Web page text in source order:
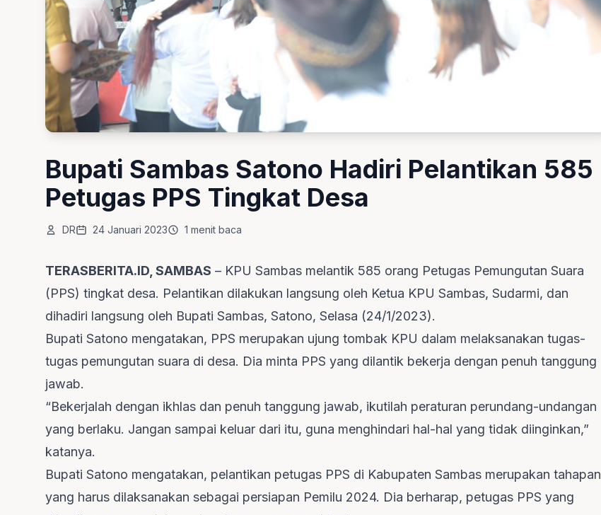
Bupati Sambas Satono Hadiri Pelantikan 585
Petugas PPS Tingkat Desa
DR 24 Januari 2023 1 menit baca
TERASBERITA.ID, SAMBAS – KPU Sambas melantik 585 orang Petugas Pemungutan Suara
(PPS) tingkat desa. Pelantikan dilakukan langsung oleh Ketua KPU Sambas, Sudarmi, dan
dihadiri langsung oleh Bupati Sambas, Satono, Selasa (24/1/2023).
Bupati Satono mengatakan, PPS merupakan ujung tombak KPU dalam melaksanakan tugas-
tugas pemungutan suara di desa. Dia minta PPS yang dilantik bekerja dengan penuh tanggung
jawab.
“Bekerjalah dengan ikhlas dan penuh tanggung jawab, ikutilah peraturan perundang-undangan
yang berlaku. Jangan sampai keluar dari itu, guna menghindari hal-hal yang tidak diinginkan,”
katanya.
Bupati Satono mengatakan, pelantikan petugas PPS di Kabupaten Sambas merupakan tahapan
yang harus dilaksanakan sebagai persiapan Pemilu 2024. Dia berharap, petugas PPS yang